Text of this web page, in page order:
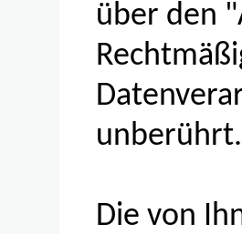
über den
unberührt.
Die von